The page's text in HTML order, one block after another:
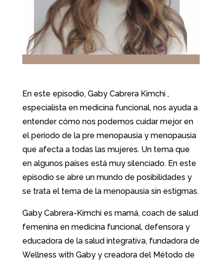
En este episodio, Gaby Cabrera Kimchi ,
especialista en medicina funcional, nos ayuda a
entender cómo nos podemos cuidar mejor en
el periodo de la pre menopausia y menopausia
que afecta a todas las mujeres. Un tema que
en algunos países está muy silenciado. En este
episodio se abre un mundo de posibilidades y
se trata el tema de la menopausia sin estigmas.
Gaby Cabrera-Kimchi es mamá, coach de salud
femenina en medicina funcional, defensora y
educadora de la salud integrativa, fundadora de
Wellness with Gaby y creadora del Método de